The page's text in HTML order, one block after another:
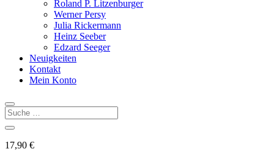
Roland P. Litzenburger
Werner Persy
Julia Rickermann
Heinz Seeber
Edzard Seeger
Neuigkeiten
Kontakt
Mein Konto
17,90 €